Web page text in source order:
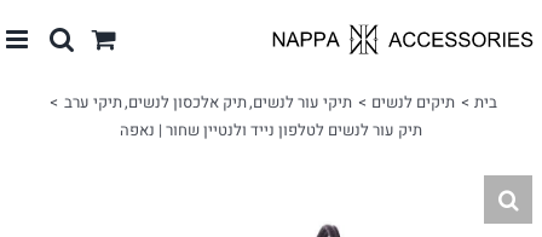
לתוכן
בית תיקים לנשים תיקי עור לנשים תיק אלכסון לנשים תיקי ערב
תיק עור לנשים לטלפון נייד ולנטיין שחור | נאפה